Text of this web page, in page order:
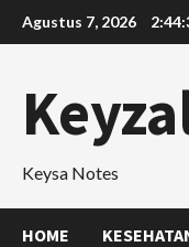
Skip
to
Agustus 7, 2026
Keysa Notes
HOME